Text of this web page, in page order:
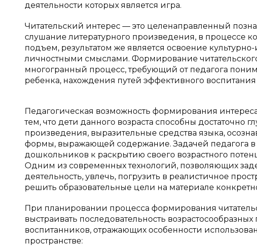
деятельности которых является игра.
Читательский интерес — это целенаправленный
слушание литературного произведения, в процессе
подъем, результатом же является освоение
личностными смыслами. Формирование
многогранный процесс, требующий от педагога
ребенка, нахождения путей эффективного воспитания
Педагогическая возможность формирования
тем, что дети данного возраста способны достаточно
произведения, выразительные средства языка,
формы, выражающей содержание. Задачей педагога в
дошкольников к раскрытию своего возрастного
Одним из современных технологий, позволяющих
деятельность, увлечь, погрузить в реалистичное
решить образовательные цели на материале
При планировании процесса формирования
выстраивать последовательность
воспитанников, отражающих особенности
пространстве: